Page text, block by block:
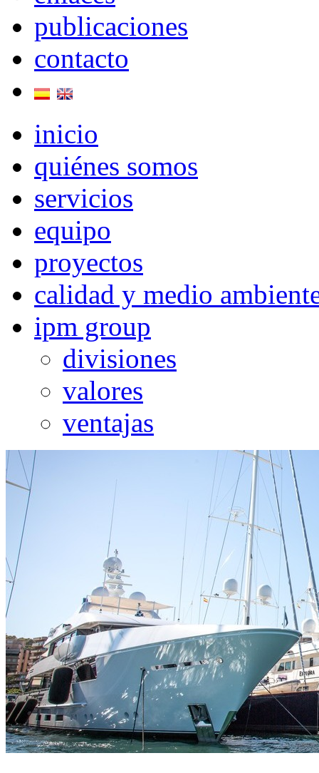
publicaciones
contacto
inicio
quiénes somos
servicios
equipo
proyectos
calidad y medio
ipm group
divisiones
valores
ventajas